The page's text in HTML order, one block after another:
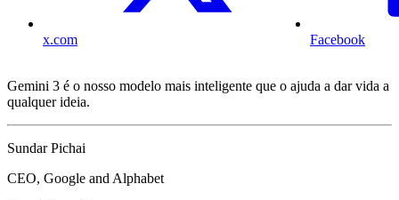
x.com Facebook
Gemini 3 é o nosso modelo mais inteligente que o ajuda a dar vida a
qualquer ideia.
Sundar Pichai
CEO, Google and Alphabet